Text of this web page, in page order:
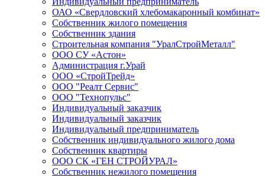
ОАО «Свердловский хлебомакаронный комбинат»
Собственник жилого помещения
Собственник здания
Строительная компания "УралСтройМеталл"
ООО СУ «Астон»
Администрация г.Урай
ООО «СтройТрейд»
ООО "Реалт Сервис"
ООО "Технопульс"
Индивидуальный заказчик
Индивидуальный заказчик
Индивидуальный предприниматель
Собственник индивидуального жилого дома
Собственник квартиры
ООО СК «ГЕН СТРОЙУРАЛ»
Собственник нежилого помещения